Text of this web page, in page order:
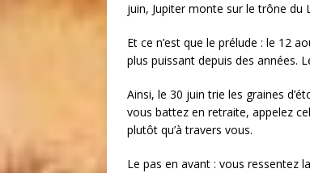
juin, Jupiter monte sur le trône du
Et ce n’est que le prélude : le 12
plus puissant depuis des années.
Ainsi, le 30 juin trie les graines
vous battez en retraite, appelez
plutôt qu’à travers vous.
Le pas en avant : vous ressentez